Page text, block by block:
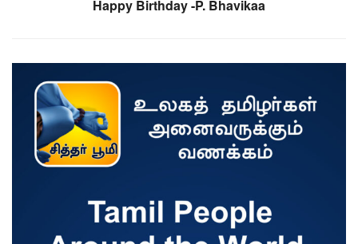
Happy Birthday -P. Bhavikaa